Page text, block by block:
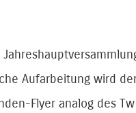
Aufarbeitung wird
Flyer analog des